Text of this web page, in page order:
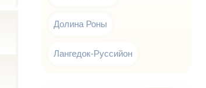
Долина Роны
Лангедок-Руссийон